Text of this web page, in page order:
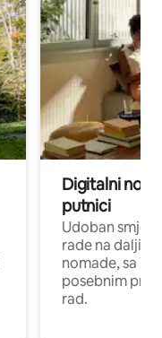
Digitalni
putnici
Udoban
rade na
nomade, sa
posebnim
rad.